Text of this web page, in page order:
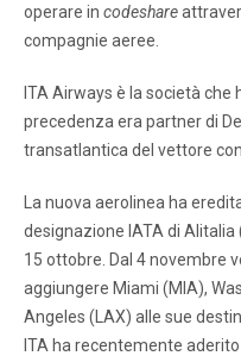
operare in codeshare
compagnie aeree.
ITA Airways è la società
precedenza era partner di
transatlantica del vettore
La nuova aerolinea ha
designazione IATA di Alitalia
15 ottobre. Dal 4 novembre
aggiungere Miami (MIA),
Angeles (LAX) alle sue
ITA ha recentemente